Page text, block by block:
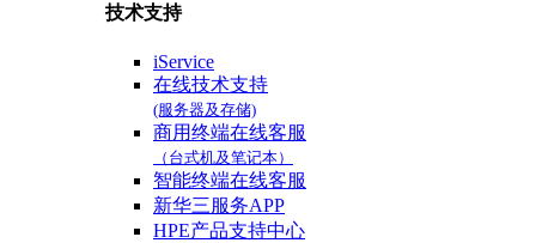
技术支持
iService
在线技术支持
(服务器及存储)
商用终端在线客服
（台式机及笔记本）
智能终端在线客服
新华三服务APP
HPE产品支持中心